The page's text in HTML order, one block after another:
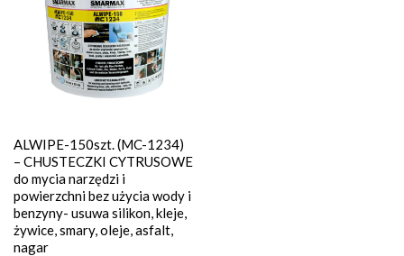
ALWIPE-150szt. (MC-1234)
– CHUSTECZKI CYTRUSOWE
do mycia narzędzi i
powierzchni bez użycia wody i
benzyny- usuwa silikon, kleje,
żywice, smary, oleje, asfalt,
nagar